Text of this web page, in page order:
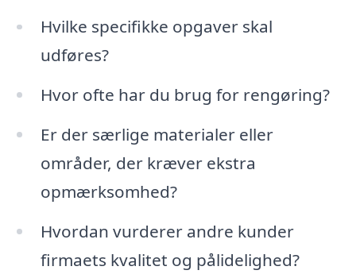
Hvilke specifikke opgaver skal
udføres?
Hvor ofte har du brug for rengøring?
Er der særlige materialer eller
områder, der kræver ekstra
opmærksomhed?
Hvordan vurderer andre kunder
firmaets kvalitet og pålidelighed?